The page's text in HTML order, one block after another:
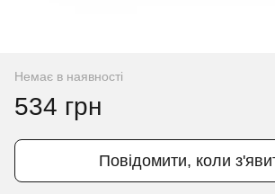
Немає в наявності
534 грн
Повідомити, коли